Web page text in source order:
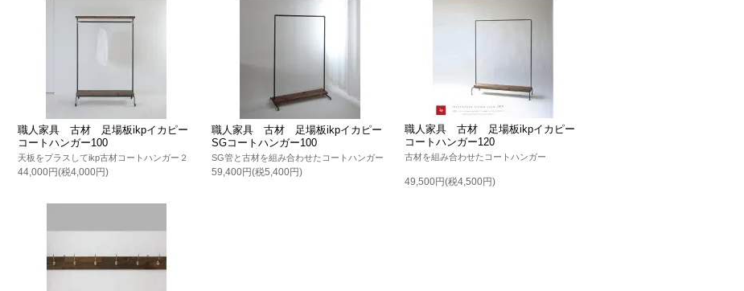
職人家具 古材 足場板ikpイカピー
コートハンガー100
天板をプラスしてikp古材コートハンガー２
44,000円(税4,000円)
職人家具 古材 足場板ikpイカピー
SGコートハンガー100
SG管と古材を組み合わせたコートハンガー
59,400円(税5,400円)
職人家具 古材 足場板ikpイカピー
コートハンガー120
古材を組み合わせたコートハンガー
49,500円(税4,500円)